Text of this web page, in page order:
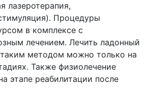
лазеротерапия,
Процедуры
в комплексе с
лечением. Лечить ладонный
методом можно только на
Также физиолечение
этапе реабилитации после